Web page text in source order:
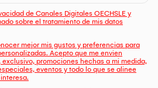
de Canales Digitales OECHSLE y
sobre el tratamiento de mis datos
mejor mis gustos y preferencias para
Acepto que me envien
promociones hechas a mi medida,
eventos y todo lo que se alinee